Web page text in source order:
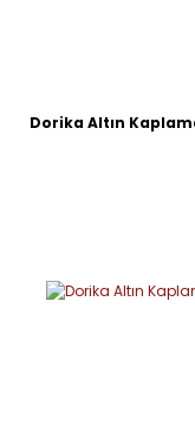
Dorika Altın